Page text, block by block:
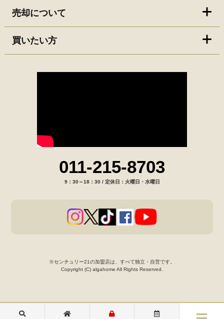
売却について
買いたい方
011-215-8703
9：30～18：30 / 定休日：火曜日・水曜日
※センチュリー21の加盟店は、すべて独立・自営です。
Copyright (C) algahome All Rights Reserved.